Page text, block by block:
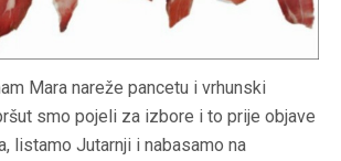
Mara nareže pancetu i vrhunski
smo pojeli za izbore i to prije objave
listamo Jutarnji i nabasamo na